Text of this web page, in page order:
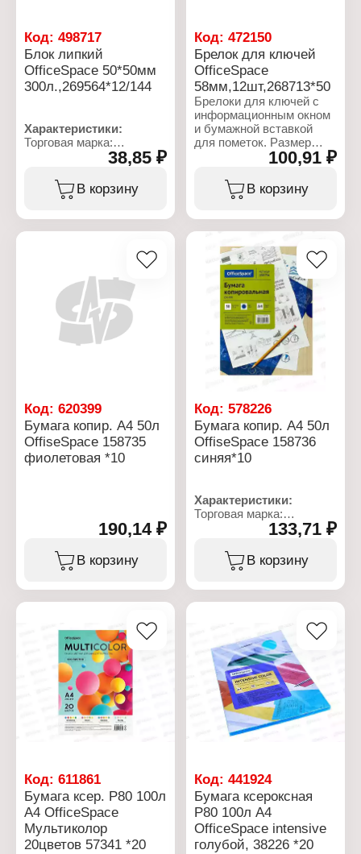
Код: 498717
Блок липкий
OfficeSpace 50*50мм
300л.,269564*12/144
Характеристики:
Торговая марка:
Тип товара: Блок для
записей
Количество: 300 листов
Плотность: 70 г/м2
38,85 ₽
В корзину
Код:472150
Брелок для ключей
OfficeSpace
58мм,12шт,268713*50
Брелоки для ключей с
информационным окном
и бумажной вставкой
для пометок. Размер
брелока 58х21 мм,
Размер окна 35х15мм.
Материал - гибкий
пластик.
Артикул: 268713
Тип товара: Брелок
Назначение: для ключей
Цвет: в ассортименте
Размер: 58х21 мм
Размер окна: 35х15 мм
Количество в упаковке:
12 шт
Материал: пластик
100,91 ₽
В корзину
Код: 620399
Бумага копир. А4 50л
OffiseSpace 158735
фиолетовая *10
190,14 ₽
В корзину
Код:578226
Бумага копир. А4 50л
OffiseSpace 158736
синяя*10
Характеристики:
Торговая марка:
Тип товара: Бумага
Вид: копировальная
Упаковка: картонная
папка
133,71 ₽
В корзину
Код: 611861
Бумага ксер. P80 100л
А4 OfficeSpace
Мультиколор
20цветов 57341 *20
Код:441924
Бумага ксероксная
P80 100л А4
OfficeSpace intensive
голубой, 38226 *20